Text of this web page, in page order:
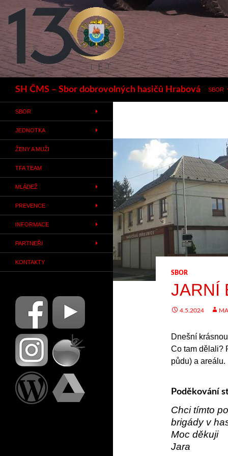
SH ČMS – Sbor dobrovolných hasičů Hrabová SBOR
SBOR
JARNÍ
4.5.2024
Dnešní
Co tam dělali?
půdu) a areálu.
Poděkování
Chci tímto
brigády v
Moc děkuji
Jara
SBOR
JEDNOTKA
ŽENY A MUŽI
TFA TEAM
MLÁDEŽ
PREVENCE
INFORMACE
PARTNEŘI
KONTAKTY